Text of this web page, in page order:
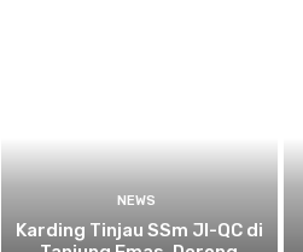
NEWS
Karding Tinjau SSm JI-QC di